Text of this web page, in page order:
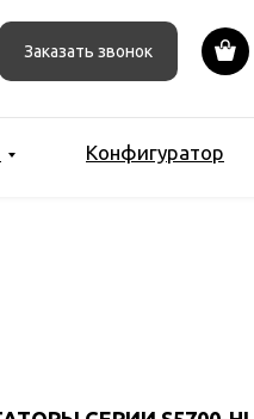
Заказать звонок
Конфигуратор